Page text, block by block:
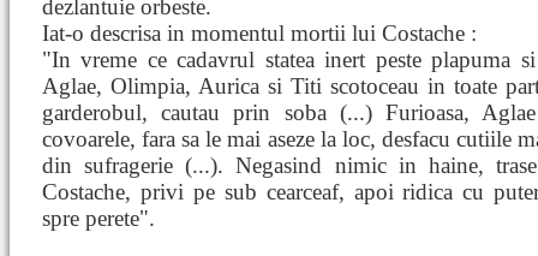
dezlantuie orbeste.
Iat-o descrisa in momentul mortii lui Costache :
"In vreme ce cadavrul statea inert peste plapuma
Aglae, Olimpia, Aurica si Titi scotoceau in toate
garderobul, cautau prin soba (...) Furioasa,
covoarele, fara sa le mai aseze la loc, desfacu cutiile
din sufragerie (...). Negasind nimic in haine,
Costache, privi pe sub cearceaf, apoi ridica cu
spre perete".